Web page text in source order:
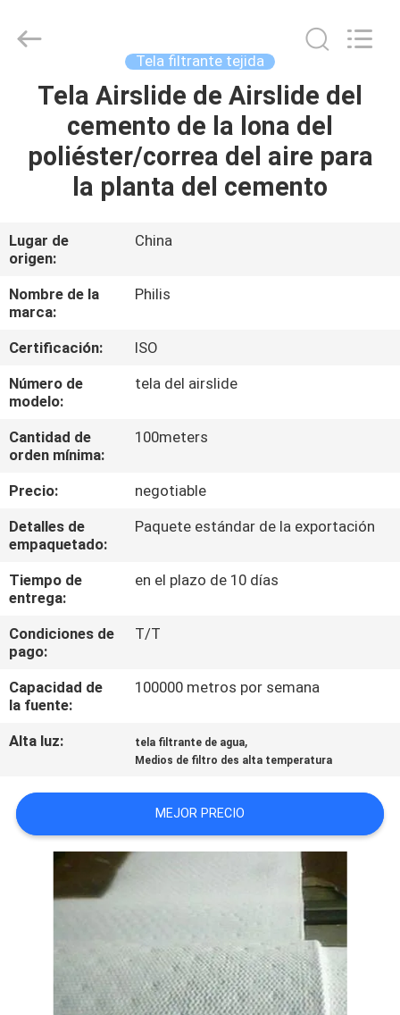
HOGAR
PRODUCTOS
NOSOTROS
VIAJE
DE
LA
FÁBRICA
CONTROL
CALIDAD
ÉNTRENOS
EN
CONTACTO
CON
PIDA
UNA
MAPA
SITIO
PRIVACY
POLICY
Technology
Tela filtrante tejida
Tela Airslide de Airslide del
cemento de la lona del
poliéster/correa del aire para
la planta del cemento
Lugar de
origen:
China
Nombre de la
marca:
Philis
Certificación:
ISO
Número de
modelo:
tela del airslide
Cantidad de
orden mínima:
100meters
Precio:
negotiable
Detalles de
empaquetado:
Paquete estándar de la exportación
Tiempo de
entrega:
en el plazo de 10 días
Condiciones de
pago:
T/T
Capacidad de
la fuente:
100000 metros por semana
Alta luz: tela filtrante de agua,
Medios de filtro des alta temperatura
MEJOR PRECIO